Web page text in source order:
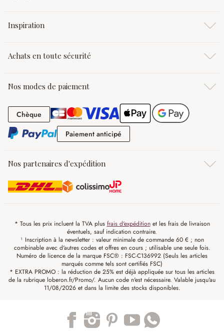
Inspiration
Achats en toute sécurité
Nos modes de paiement
Chèque Chèque
Paiement anticipé
Nos partenaires d'expédition
* Tous les prix incluent la TVA plus frais d'expéditionet les frais de livraison
éventuels, sauf indication contraire.
¹ Inscription à la newsletter : valeur minimale de commande 60 € ; non
combinable avec d'autres codes et offres en cours ; utilisable une seule fois.
Numéro de licence de la marque FSC® : FSC-C136992 (Seuls les articles
marqués comme tels sont certifiés FSC)
* EXTRA PROMO : la réduction de 25% est déjà appliquée sur tous les articles
de la rubrique loberon.fr/Promo/. Aucun code n'est nécessaire. Valable jusqu'au
11/08/2026 et dans la limite des stocks disponibles.